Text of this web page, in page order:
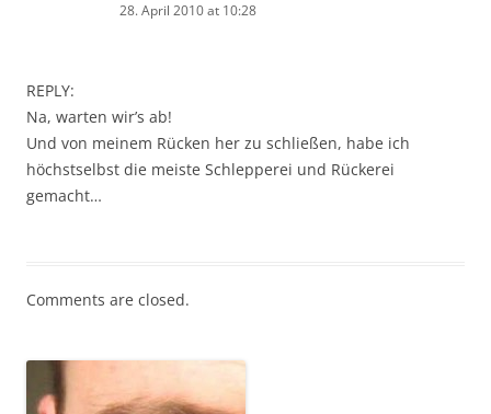
28. April 2010 at 10:28
REPLY:
Na, warten wir’s ab!
Und von meinem Rücken her zu schließen, habe ich
höchstselbst die meiste Schlepperei und Rückerei
gemacht…
Comments are closed.